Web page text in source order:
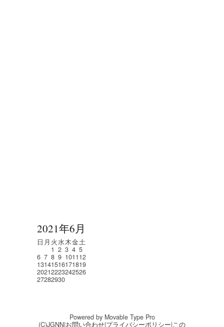
2021年6月
日 月 火水木金土
1 2 3 4 5
6 7 8 9 101112
13141516171819
20212223242526
27282930
Powered by Movable Type Pro
(C)JGNN|お問い合わせ|プライバシーポリシー|この